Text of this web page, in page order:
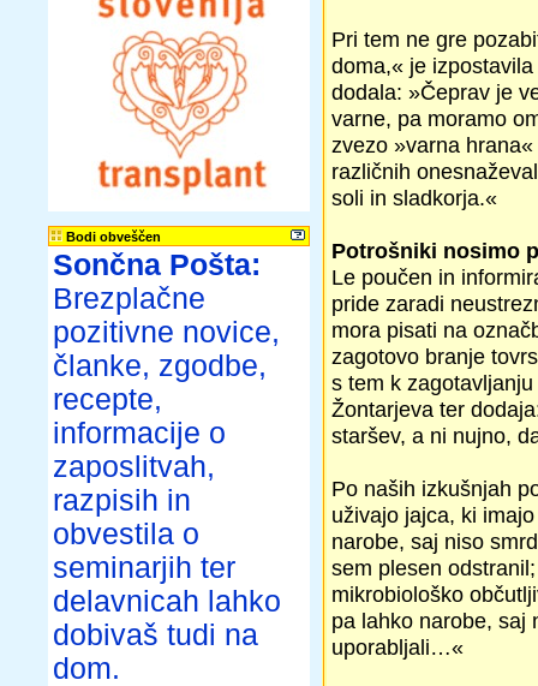
Bodi obveščen
Sončna Pošta:
Brezplačne
pozitivne novice,
članke, zgodbe,
recepte,
informacije o
zaposlitvah,
razpisih in
obvestila o
seminarjih ter
delavnicah lahko
dobivaš tudi na
dom.
Pri tem ne gre
doma,« je izpostavila
dodala: »Čeprav je
varne, pa moramo
zvezo »varna
različnih
soli in sladkorja.«
Potrošniki nosimo
Le poučen in
pride zaradi
mora pisati na
zagotovo branje
s tem k
Žontarjeva ter
staršev, a ni nujno,
Po naših izkušnjah
uživajo jajca, ki
narobe, saj niso
sem plesen
mikrobiološko
pa lahko narobe, saj
uporabljali…«